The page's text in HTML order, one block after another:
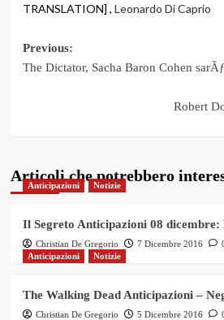
TRANSLATION] , Leonardo Di Caprio
Post
Previous:
The Dictator, Sacha Baron Cohen
Robert
Articoli che potrebbero
Anticipazioni Notizie
Il Segreto Anticipazioni 08 dicembre:
Christian De Gregorio 7 Dicembre 2016
Anticipazioni
Notizie
The Walking Dead Anticipazioni –
Christian De Gregorio 5 Dicembre 2016